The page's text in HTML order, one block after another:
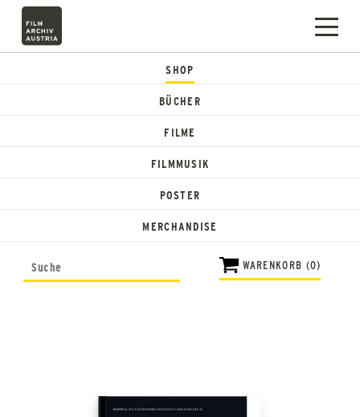
SHOP
BÜCHER
FILME
FILMMUSIK
POSTER
MERCHANDISE
WARENKORB (0)